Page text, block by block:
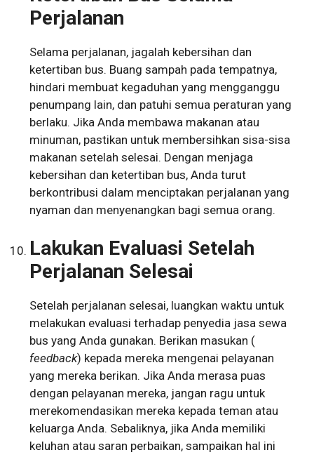
Perjalanan
Selama perjalanan, jagalah kebersihan dan
ketertiban bus. Buang sampah pada tempatnya,
hindari membuat kegaduhan yang mengganggu
penumpang lain, dan patuhi semua peraturan yang
berlaku. Jika Anda membawa makanan atau
minuman, pastikan untuk membersihkan sisa-sisa
makanan setelah selesai. Dengan menjaga
kebersihan dan ketertiban bus, Anda turut
berkontribusi dalam menciptakan perjalanan yang
nyaman dan menyenangkan bagi semua orang.
Lakukan Evaluasi Setelah
Perjalanan Selesai
Setelah perjalanan selesai, luangkan waktu untuk
melakukan evaluasi terhadap penyedia jasa sewa
bus yang Anda gunakan. Berikan masukan (
feedback) kepada mereka mengenai pelayanan
yang mereka berikan. Jika Anda merasa puas
dengan pelayanan mereka, jangan ragu untuk
merekomendasikan mereka kepada teman atau
keluarga Anda. Sebaliknya, jika Anda memiliki
keluhan atau saran perbaikan, sampaikan hal ini